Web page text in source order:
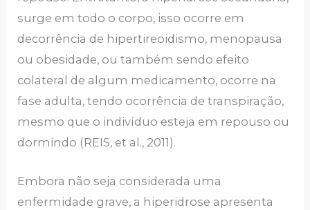
surge em todo o corpo, isso ocorre em
decorrência de hipertireoidismo, menopausa
ou obesidade, ou também sendo efeito
colateral de algum medicamento, ocorre na
fase adulta, tendo ocorrência de transpiração,
mesmo que o indivíduo esteja em repouso ou
dormindo (REIS, et al., 2011).
Embora não seja considerada uma
enfermidade grave, a hiperidrose apresenta